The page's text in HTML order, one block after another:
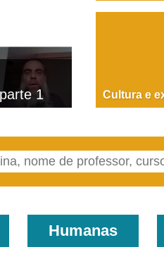
1
Cultura e
Humanas